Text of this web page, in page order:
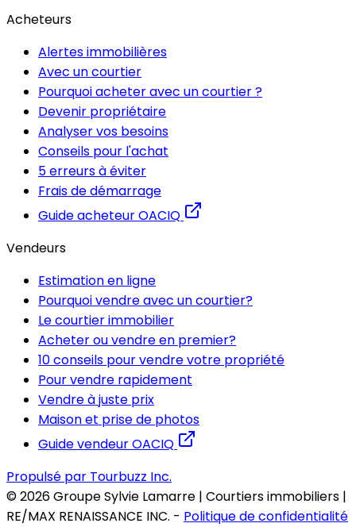
Acheteurs
Alertes immobilières
Avec un courtier
Pourquoi acheter avec un courtier ?
Devenir propriétaire
Analyser vos besoins
Conseils pour l'achat
5 erreurs à éviter
Frais de démarrage
Guide acheteur OACIQ
Vendeurs
Estimation en ligne
Pourquoi vendre avec un courtier?
Le courtier immobilier
Acheter ou vendre en premier?
10 conseils pour vendre votre propriété
Pour vendre rapidement
Vendre à juste prix
Maison et prise de photos
Guide vendeur OACIQ
Propulsé par Tourbuzz Inc.
©2026Groupe Sylvie Lamarre | Courtiers immobiliers |
RE/MAX RENAISSANCE INC. - Politique de confidentialité